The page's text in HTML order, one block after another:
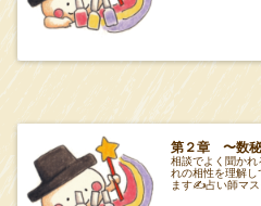
第２章 〜数
相談でよく聞か
れの相性を理解し
ます✍️占い師マス